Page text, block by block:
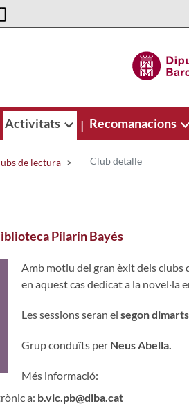
Activitats | Recomanacions
de lectura Club detalle
Pilarin Bayés
Amb motiu del gran èxit dels clubs
en aquest cas dedicat a la novel·la
Les sessions seran el segon
Grup conduïts per Neus Abella.
Més informació:
a: b.vic.pb@diba.cat